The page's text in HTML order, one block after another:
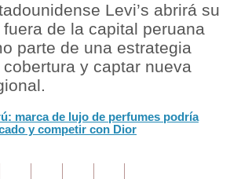
Levi’s abrirá su
de la capital peruana
parte de una estrategia
y captar nueva
marca de lujo de perfumes podría
y competir con Dior